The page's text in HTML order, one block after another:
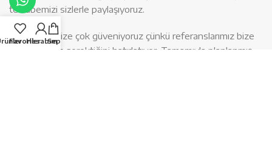
tecrübemizi sizlerle paylaşıyoruz.
Proje ekibimize çok güveniyoruz çünkü referanslarımız bize
güvenmemiz gerektiğini hatırlatıyor. Tamamıyla planlanmış
FavorilerHesabımSepet